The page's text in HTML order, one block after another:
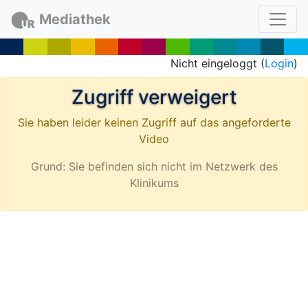
Mediathek
Nicht eingeloggt (Login)
Zugriff verweigert
Sie haben leider keinen Zugriff auf das angeforderte
Video
Grund: Sie befinden sich nicht im Netzwerk des
Klinikums